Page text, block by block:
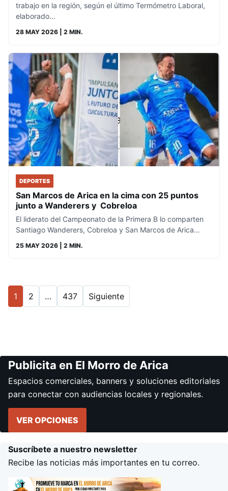
trabajo en la región, según el último Termómetro Laboral,
elaborado…
28 MAY 2026 | 2 MIN.
DEPORTES
San Marcos de Arica en la cima con 25 puntos
junto a Wanderers y Cobreloa
El liderato del Campeonato de la Primera B lo comparten
Santiago Wanderers, Cobreloa y San Marcos de Arica…
25 MAY 2026 | 2 MIN.
1 2 … 437 Siguiente
Publicita en El Morro de Arica
Espacios comerciales, banners y soluciones editoriales
para conectar con audiencias locales y regionales.
VER OPCIONES
Suscríbete a nuestro newsletter
Recibe las noticias más importantes en tu correo.